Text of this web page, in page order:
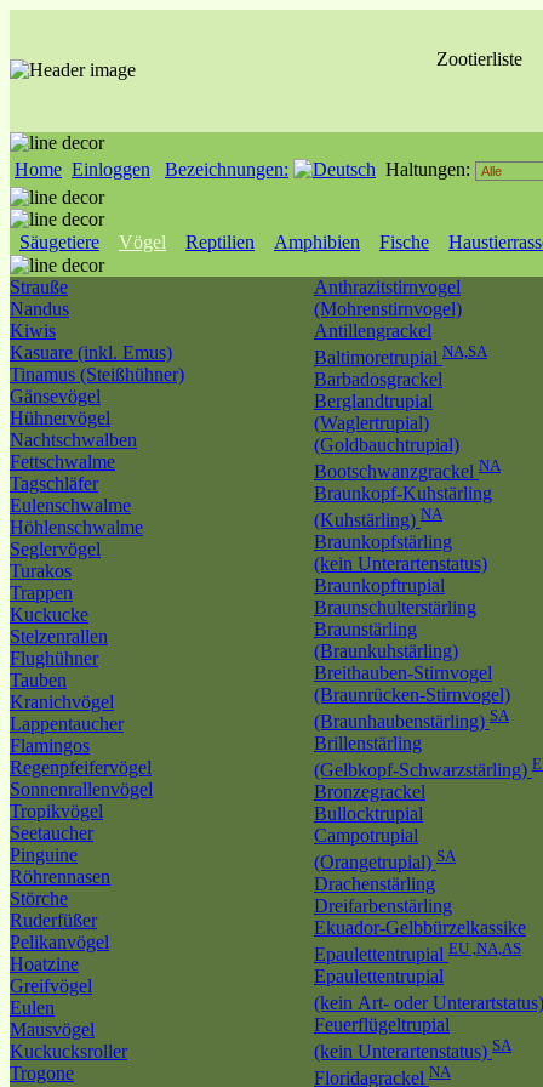
Zootierliste
Home Einloggen Bezeichnungen: Haltungen:
Säugetiere Vögel Reptilien Amphibien Fische
Strauße
Nandus
Kiwis
Kasuare (inkl. Emus)
Tinamus (Steißhühner)
Gänsevögel
Hühnervögel
Nachtschwalben
Fettschwalme
Tagschläfer
Eulenschwalme
Höhlenschwalme
Seglervögel
Turakos
Trappen
Kuckucke
Stelzenrallen
Flughühner
Tauben
Kranichvögel
Lappentaucher
Flamingos
Regenpfeifervögel
Sonnenrallenvögel
Tropikvögel
Seetaucher
Pinguine
Röhrennasen
Störche
Ruderfüßer
Pelikanvögel
Hoatzine
Greifvögel
Eulen
Mausvögel
Kuckucksroller
Trogone
Anthrazitstirnvogel
(Mohrenstirnvogel)
Antillengrackel
Baltimoretrupial NA,SA
Barbadosgrackel
Berglandtrupial
(Waglertrupial)
(Goldbauchtrupial)
Bootschwanzgrackel NA
Braunkopf-Kuhstärling
(Kuhstärling) NA
Braunkopfstärling
(kein Unterartenstatus)
Braunkopftrupial
Braunschulterstärling
Braunstärling
(Braunkuhstärling)
Breithauben-Stirnvogel
(Braunrücken-Stirnvogel)
(Braunhaubenstärling) SA
Brillenstärling
(Gelbkopf-Schwarzstärling)
Bronzegrackel
Bullocktrupial
Campotrupial
(Orangetrupial) SA
Drachenstärling
Dreifarbenstärling
Ekuador-Gelbbürzelkassike
Epaulettentrupial EU ,NA,AS
Epaulettentrupial
(kein Art- oder
Feuerflügeltrupial
(kein Unterartenstatus) SA
Floridagrackel NA